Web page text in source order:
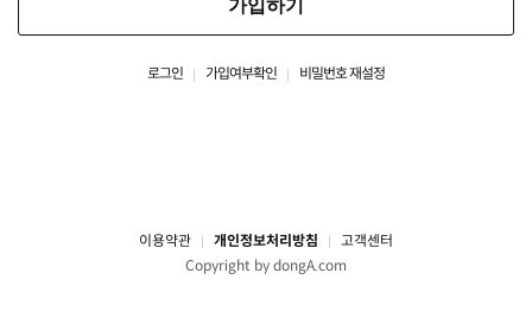
가입하기
로그인 가입여부확인 비밀번호 재설정
이용약관 개인정보처리방침
고객센터
Copyright by dongA.com